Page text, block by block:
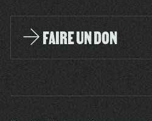
FAIRE UN DON